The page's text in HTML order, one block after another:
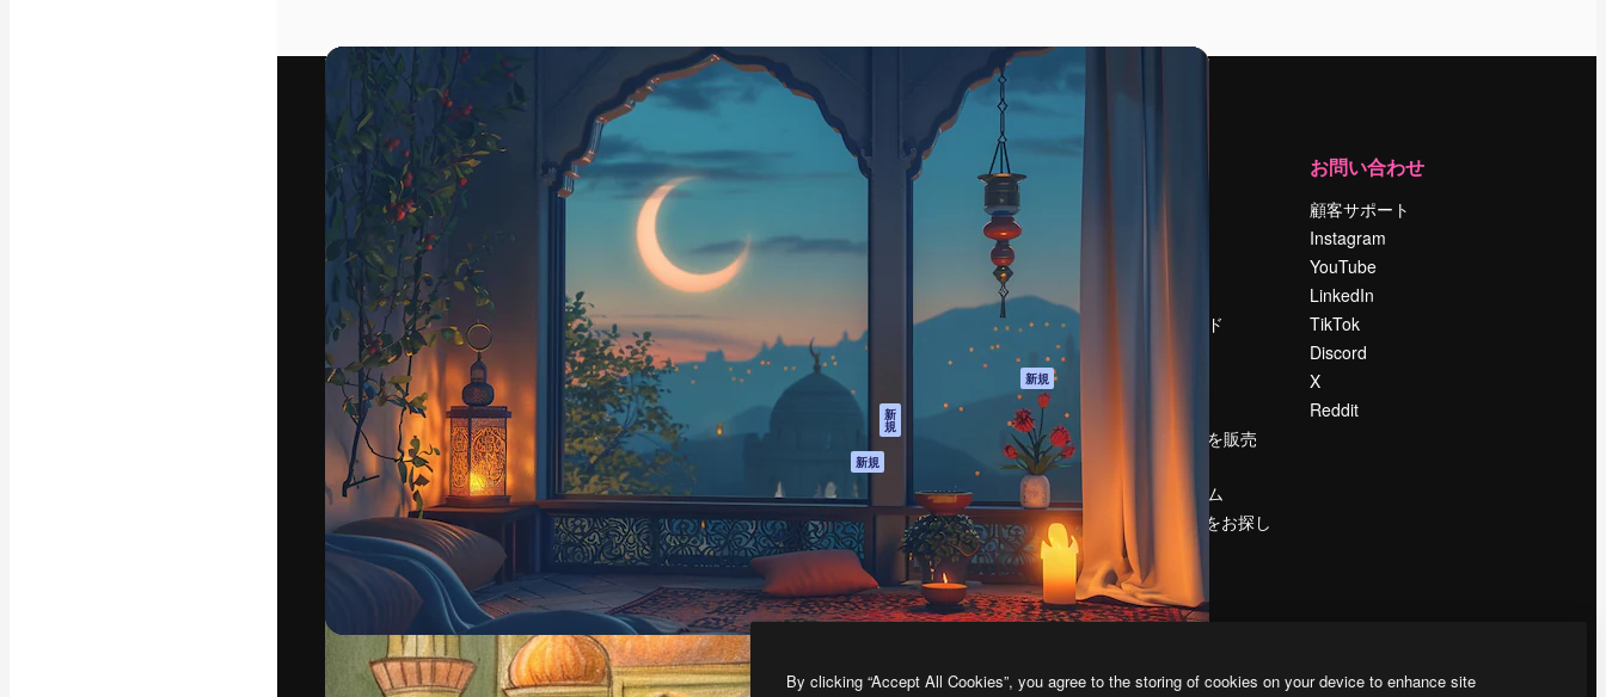
動画
映像素材
モーショングラフィックス
動画テンプレート
アイコン
3D モデル
フォント
最高のクリエイティブ制作を導くためのプラ
ットフォーム。クリエイター、企業、代理
店、スタジオを含む100万人以上が利用して
います。
日本語
AI アシスタント
AI 音声合成ツール
ストックコンテン
ツ
Claude/ChatGPT
向けMCP
新
規
新規
API
モバイルアプリ
すべてのMagnificツ
ール
はじめに
Academy
ドキュメント
サポート
利用規約
プライバシーポリ
シー
新規
クッキーポリシー
トラストセンター
アフィリエイト
法人向け
検索トレンド
コンテンツを販売
プレスルーム
magnific.aiをお探し
ですか？
お問い合わせ
顧客サポート
Instagram
YouTube
LinkedIn
TikTok
Discord
X
Reddit
Copyright © 2010-2026Freepik Company S.L.U. 無断複写・転載を禁じます
By clicking “Accept All Cookies”, you agree to the storing of cookies on your device to enhance site